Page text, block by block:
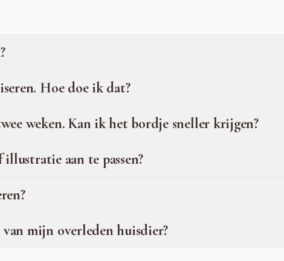
Hoe doe ik dat?
weken. Kan ik het bordje sneller krijgen?
aan te passen?
mijn overleden huisdier?